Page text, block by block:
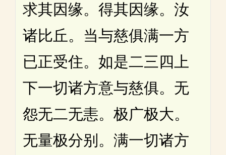
求其因缘。得其因缘。汝
诸比丘。当与慈俱满一方
已正受住。如是二三四上
下一切诸方意与慈俱。无
怨无二无恚。极广极大。
无量极分别。满一切诸方